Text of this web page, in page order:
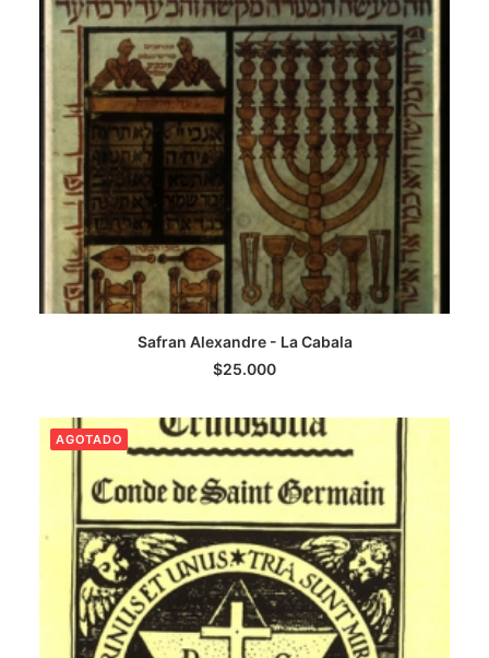
LEER MÁS
Safran Alexandre - La Cabala
$25.000
AGOTADO